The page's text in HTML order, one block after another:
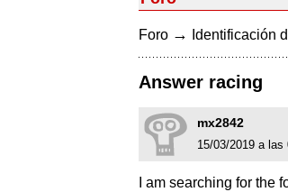
Foro → Identificación
Answer racing
mx2842
15/03/2019 a las
I am searching for the